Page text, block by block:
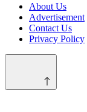
About Us
Advertisement
Contact Us
Privacy Policy